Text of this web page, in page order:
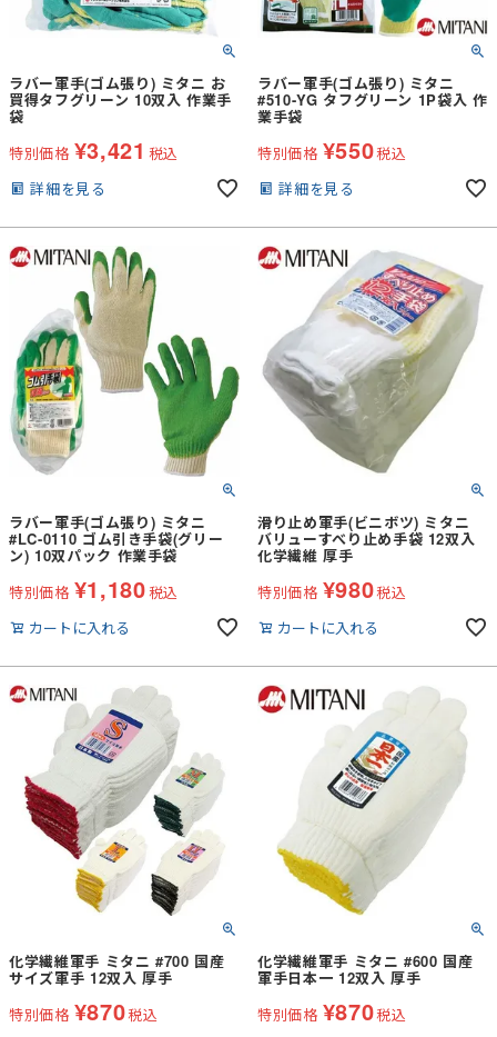
ラバー軍手(ゴム張り) ミタニ お
買得タフグリーン 10双入 作業手
袋
特別価格 ¥3,421 税込
詳細を見る
ラバー軍手(ゴム張り) ミタニ
#510-YG タフグリーン 1P袋入 作
業手袋
特別価格 ¥550税込
詳細を見る
ラバー軍手(ゴム張り) ミタニ
#LC-0110 ゴム引き手袋(グリー
ン) 10双パック 作業手袋
特別価格 ¥1,180税込
カートに入れる
滑り止め軍手(ビニボツ) ミタニ
バリューすべり止め手袋 12双入
化学繊維 厚手
特別価格 ¥980税込
カートに入れる
化学繊維軍手 ミタニ #700 国産
サイズ軍手 12双入 厚手
特別価格 ¥870税込
化学繊維軍手 ミタニ #600 国産
軍手日本一 12双入 厚手
特別価格 ¥870税込